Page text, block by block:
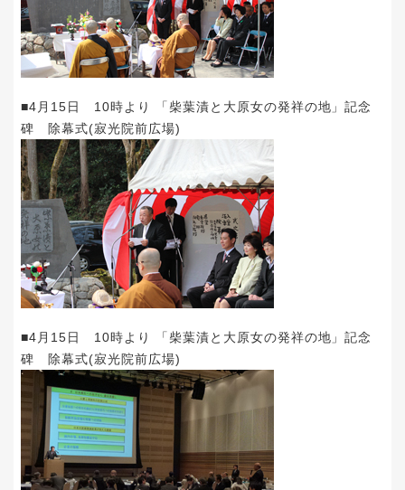
■4月15日 10時より 「柴葉漬と大原女の発祥の地」記念
碑 除幕式(寂光院前広場)
■4月15日 10時より 「柴葉漬と大原女の発祥の地」記念
碑 除幕式(寂光院前広場)